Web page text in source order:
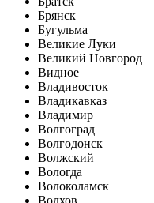
Брянск
Бугульма
Великие Луки
Великий Новгород
Видное
Владивосток
Владикавказ
Владимир
Волгоград
Волгодонск
Волжский
Вологда
Волоколамск
Волхов